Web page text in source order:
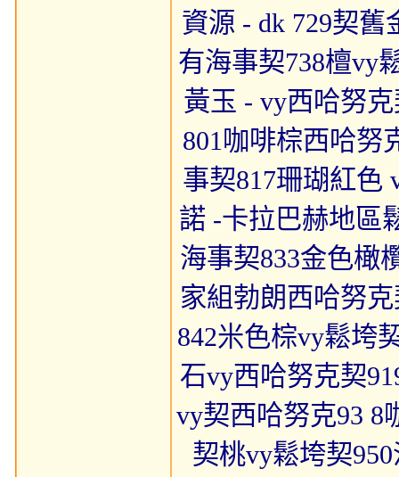
資源 - dk 729契舊
有海事契738檀vy
黃玉 - vy西哈努
801咖啡棕西哈努
事契817珊瑚紅色
諾 -卡拉巴赫地區
海事契833金色橄
家組勃朗西哈努
842米色棕vy鬆垮
石vy西哈努克契
vy契西哈努克93 8
契桃vy鬆垮契